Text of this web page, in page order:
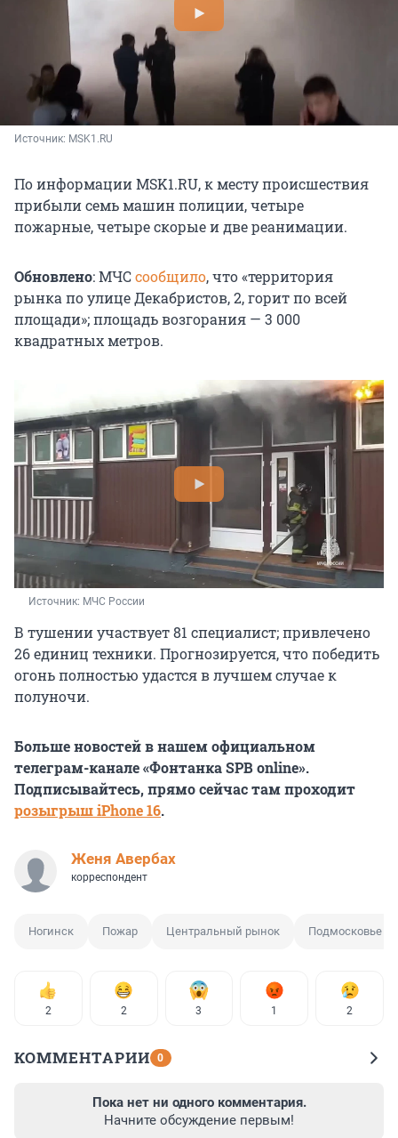
Источник: MSK1.RU
По информации MSK1.RU, к месту происшествия
прибыли семь машин полиции, четыре
пожарные, четыре скорые и две реанимации.
Обновлено: МЧСсообщило, что «территория
рынка по улице Декабристов, 2, горит по всей
площади»; площадь возгорания — 3 000
квадратных метров.
Источник: МЧС России
В тушении участвует 81 специалист; привлечено
26 единиц техники. Прогнозируется, что победить
огонь полностью удастся в лучшем случае к
полуночи.
Больше новостей в нашем официальном
телеграм-канале «Фонтанка SPB online».
Подписывайтесь, прямо сейчас там проходит
розыгрыш iPhone 16.
Женя Авербах
корреспондент
Ногинск Пожар Центральный рынок Подмосковье
2 2 3 1 2
КОММЕНТАРИИ 0
Пока нет ни одного комментария.
Начните обсуждение первым!